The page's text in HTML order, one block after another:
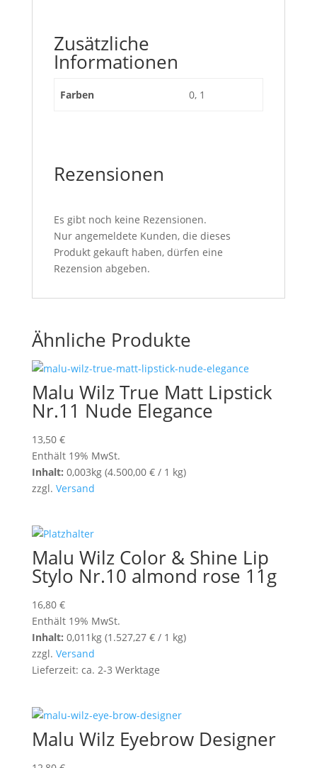
Zusätzliche
Informationen
Farben 0, 1
Rezensionen
Es gibt noch keine Rezensionen.
Nur angemeldete Kunden, die dieses
Produkt gekauft haben, dürfen eine
Rezension abgeben.
Ähnliche Produkte
Malu Wilz True Matt Lipstick
Nr.11 Nude Elegance
13,50 €
Enthält 19% MwSt.
Inhalt: 0,003kg (4.500,00 €/ 1 kg)
zzgl. Versand
Malu Wilz Color & Shine Lip
Stylo Nr.10 almond rose 11g
16,80 €
Enthält 19% MwSt.
Inhalt: 0,011kg (1.527,27 €/ 1 kg)
zzgl. Versand
Lieferzeit: ca. 2-3 Werktage
Malu Wilz Eyebrow Designer